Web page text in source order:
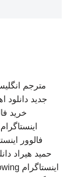
مترجم
جدید دانلود
خرید
اینستاگرام
فالوور
حمید هیراد
اینستاگرام